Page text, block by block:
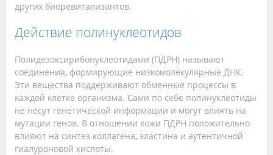
других биоревитализантов.
Действие полинуклеотидов
Полидезоксирибонуклеотидами (ПДРН) называют
соединения, формирующие низкомолекулярные ДНК.
Эти вещества поддерживают обменные процессы в
каждой клетке организма. Сами по себе полинуклеотиды
не несут генетической информации и могут влиять на
мутации генов. В отношении кожи ПДРН положительно
влияют на синтез коллагена, эластина и аутентичной
гиалуроновой кислоты.